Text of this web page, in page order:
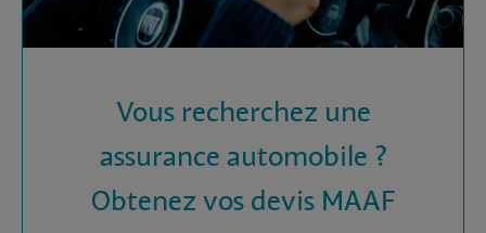
Vous recherchez une
assurance automobile ?
Obtenez vos devis MAAF